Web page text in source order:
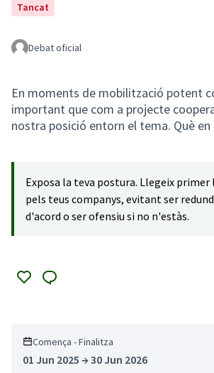
Tancat
Debat oficial
En moments de mobilització potent
important que com a projecte
nostra posició entorn el tema. Què en
Exposa la teva postura. Llegeix
pels teus companys, evitant ser
d'acord o ser ofensiu si no n'estàs.
Comença - Finalitza
01 Jun 2025 → 30 Jun 2026